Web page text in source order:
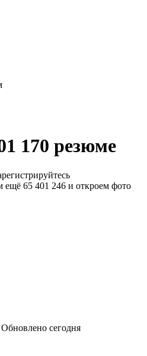
170 резюме
ещё 65 401 246 и откроем фото
Обновлено сегодня